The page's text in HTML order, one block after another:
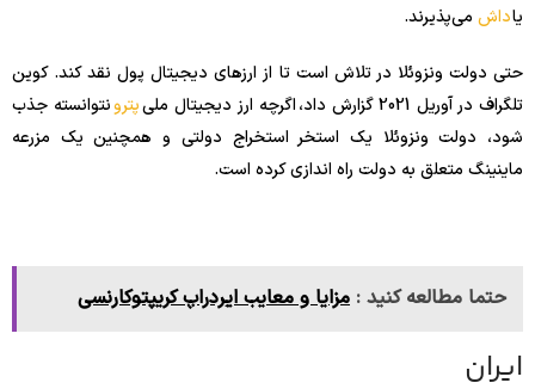
یاداش می‌پذیرند.
حتی دولت ونزوئلا در تلاش است تا از ارزهای دیجیتال پول نقد کند. کوین
تلگراف در آوریل 2021 گزارش داد، اگرچه ارز دیجیتال ملی
پترونتوانسته جذب
شود، دولت ونزوئلا یک استخر استخراج دولتی و همچنین یک مزرعه
ماینینگ متعلق به دولت راه اندازی کرده است.
حتما مطالعه کنید : مزایا و معایب ایردراپ کریپتوکارنسی
ایران